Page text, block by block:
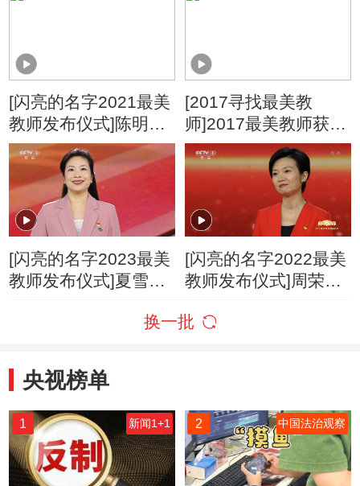
[闪亮的名字2021最美
教师发布仪式]陈明
青：用思政为孩子打
开认识世界的窗
[2017寻找最美教
师]2017最美教师获奖
人—邓滢
[闪亮的名字2023最美
教师发布仪式]夏雪：
[闪亮的名字2022最美
教师发布仪式]周荣
人
换一批
央视榜单
1 新闻1+1 2 中国法治观察